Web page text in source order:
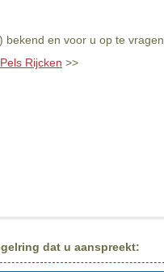
en voor u op te vragen.
Rijcken >>
dat u aanspreekt: